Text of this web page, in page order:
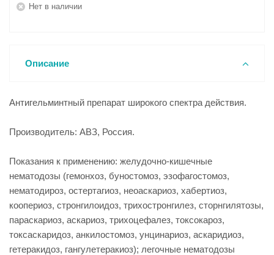
Нет в наличии
Описание
Антигельминтный препарат широкого спектра действия.
Производитель: АВЗ, Россия.
Показания к применению: желудочно-кишечные
нематодозы (гемонхоз, буностомоз, эзофагостомоз,
нематодироз, остертагиоз, неоаскариоз, хабертиоз,
коопериоз, стронгилоидоз, трихостронгилез, сторнгилятозы,
параскариоз, аскариоз, трихоцефалез, токсокароз,
токсаскаридоз, анкилостомоз, унцинариоз, аскаридиоз,
гетеракидоз, гангулетеракиоз); легочные нематодозы